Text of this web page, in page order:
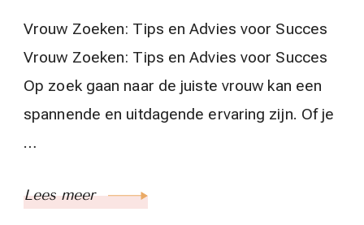
Vrouw Zoeken: Tips en Advies voor Succes
Vrouw Zoeken: Tips en Advies voor Succes
Op zoek gaan naar de juiste vrouw kan een
spannende en uitdagende ervaring zijn. Of je
…
Lees meer